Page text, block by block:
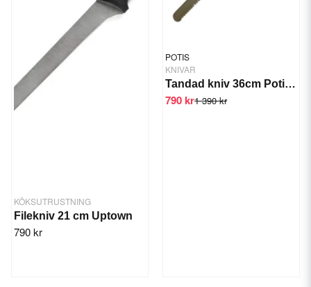
KÖKSUTRUSTNING
Filekniv 21 cm Uptown
790 kr
POTIS
KNIVAR
Tandad kniv 36cm Potis PT0420
1 390 kr
790 kr